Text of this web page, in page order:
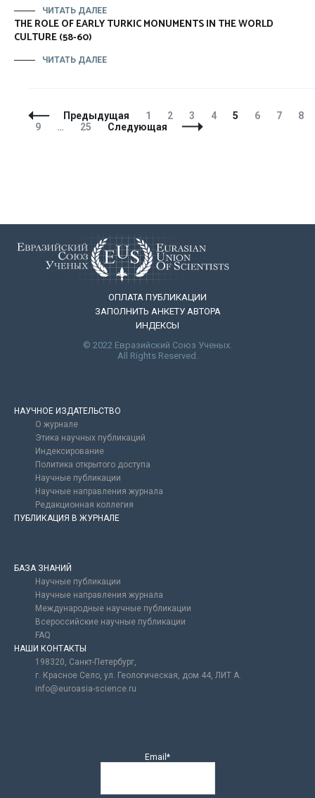
ЧИТАТЬ ДАЛЕЕ
THE ROLE OF EARLY TURKIC MONUMENTS IN THE WORLD
CULTURE (58-60)
ЧИТАТЬ ДАЛЕЕ
Навигация
по
Предыдущая Страница
1 Страница
2 Страница
3 Страница
4 Страница
5 Страница
6 7
8
Страница
9 … Страница
25 Следующая
ОПЛАТА ПУБЛИКАЦИИ
ЗАПОЛНИТЬ АНКЕТУ АВТОРА
ИНДЕКСЫ
© 2022 Евразийский Союз Ученых.
All Rights Reserved.
НАУЧНОЕ ИЗДАТЕЛЬСТВО
О журнале
Этика научных публикаций
Индексирование
Политика открытого доступа
Научные публикации
Научные направления журнала
Редакционная коллегия
ПУБЛИКАЦИЯ В ЖУРНАЛЕ
БАЗА ЗНАНИЙ
Научные публикации
Научные направления журнала
Международные научные публикации
Всероссийские научные публикации
FAQ
НАШИ КОНТАКТЫ
198320, Санкт-Петербург,
г. Красное Село, ул. Геологическая, дом 44, ЛИТ А.
info@euroasia-science.ru
Email*